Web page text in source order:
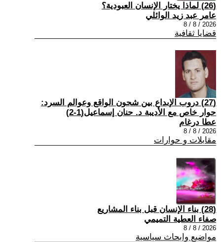
(26) لماذا يختار الإنسان العبودية؟
عامر عبد زيد الوائلي
2026 / 8 / 8
قضايا ثقافية
(27) دروب الإبداع بين شجون الواقع وعوالم السرد:
حوار خاص مع الأديبة د. حنان إسماعيل(1-2)
عطا درغام
2026 / 8 / 8
مقابلات و حوارات
(28) بناء الإنسان قبل بناء المشاريع
صفاء العطية التميمي
2026 / 8 / 8
مواضيع وابحاث سياسية